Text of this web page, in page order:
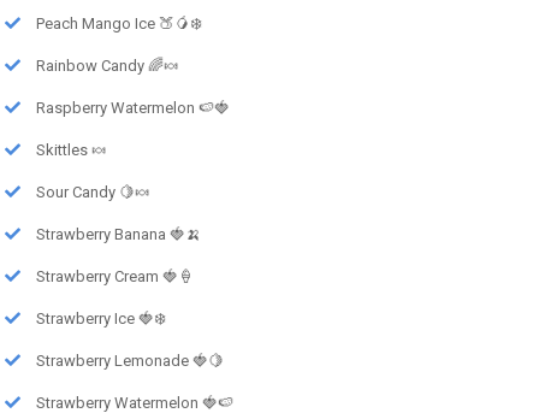
Peach Mango Ice 🍑🥭❄️
Rainbow Candy 🌈🍬
Raspberry Watermelon 🍉🍓
Skittles 🍬
Sour Candy 🍋🍬
Strawberry Banana 🍓🍌
Strawberry Cream 🍓🍦
Strawberry Ice 🍓❄️
Strawberry Lemonade 🍓🍋
Strawberry Watermelon 🍓🍉